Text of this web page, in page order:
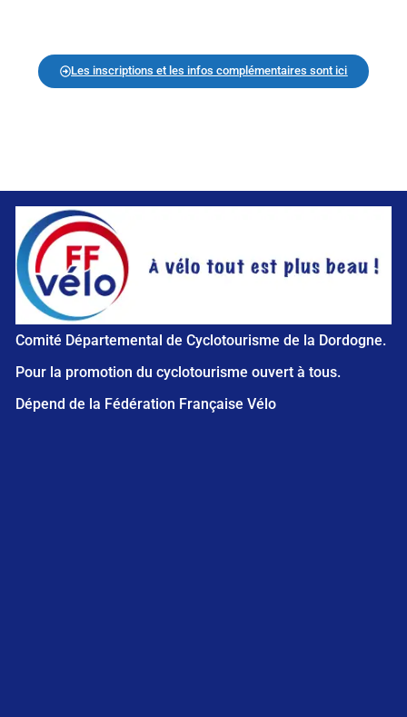
Les inscriptions et les infos complémentaires sont ici
Comité Départemental de Cyclotourisme de la Dordogne.
Pour la promotion du cyclotourisme ouvert à tous.
Dépend de la Fédération Française Vélo